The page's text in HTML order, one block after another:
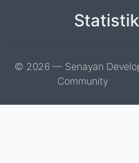
© 2026 — Senayan
Community